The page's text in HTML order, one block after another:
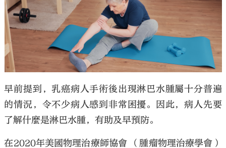
早前提到，乳癌病人手術後出現淋巴水腫屬十分普遍
的情況，令不少病人感到非常困擾。因此，病人先要
了解什麼是淋巴水腫，有助及早預防。
在2020年美國物理治療師協會 （腫瘤物理治療學會）